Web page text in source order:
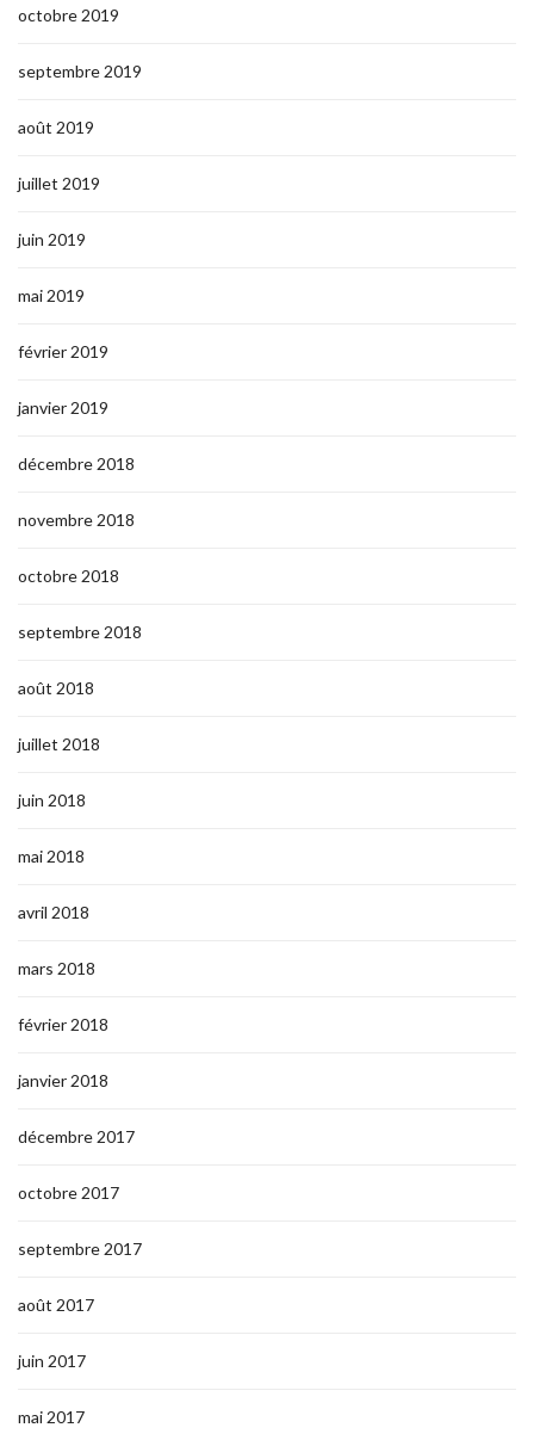
octobre 2019
septembre 2019
août 2019
juillet 2019
juin 2019
mai 2019
février 2019
janvier 2019
décembre 2018
novembre 2018
octobre 2018
septembre 2018
août 2018
juillet 2018
juin 2018
mai 2018
avril 2018
mars 2018
février 2018
janvier 2018
décembre 2017
octobre 2017
septembre 2017
août 2017
juin 2017
mai 2017